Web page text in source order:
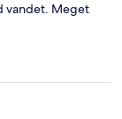
vandet. Meget